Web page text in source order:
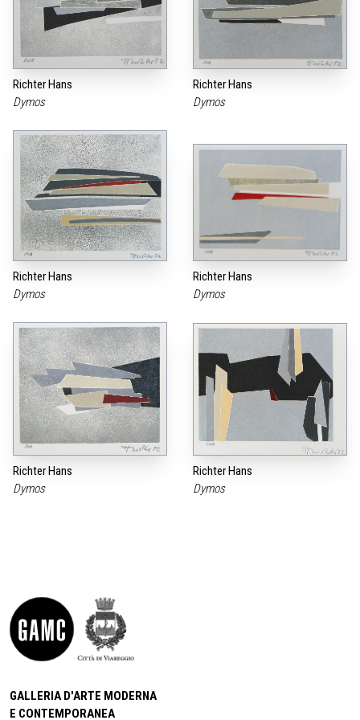
Richter Hans
Dymos
Richter Hans
Dymos
Richter Hans
Dymos
Richter Hans
Dymos
Richter Hans
Dymos
Richter Hans
Dymos
GALLERIA D'ARTE MODERNA
E CONTEMPORANEA